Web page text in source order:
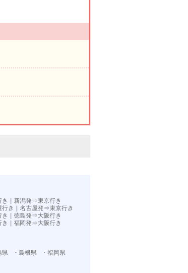
新潟発⇒東京行き
き
名古屋発⇒東京行き
徳島発⇒大阪行き
｜ 福岡発⇒大阪行き
県 ・島根県
・福岡県